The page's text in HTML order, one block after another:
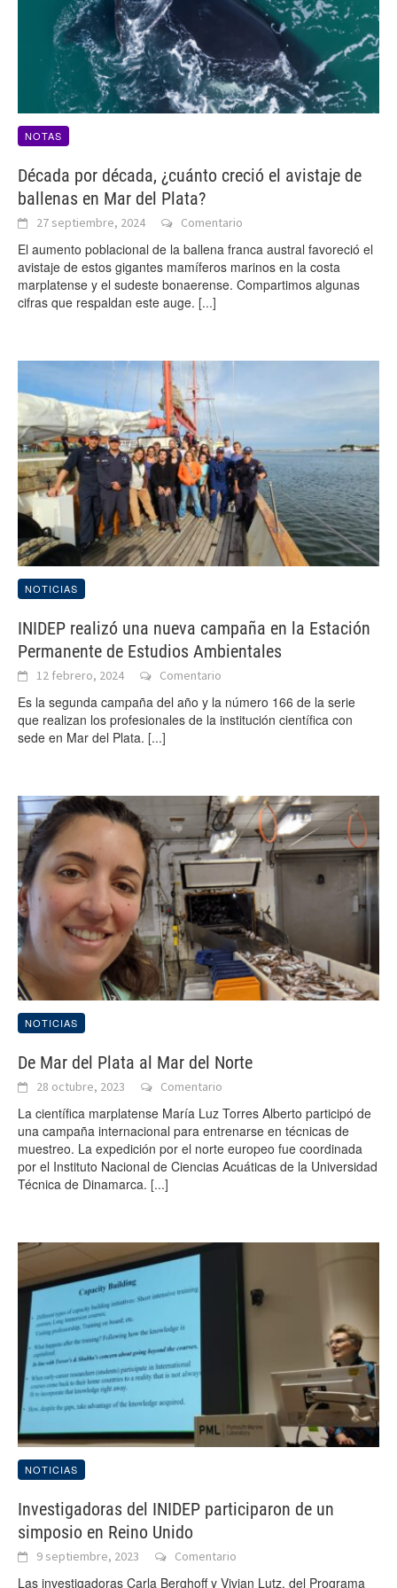
NOTAS
Década por década, ¿cuánto creció el avistaje de
ballenas en Mar del Plata?
27 septiembre, 2024 Comentario
El aumento poblacional de la ballena franca austral favoreció el
avistaje de estos gigantes mamíferos marinos en la costa
marplatense y el sudeste bonaerense. Compartimos algunas
cifras que respaldan este auge. [...]
NOTICIAS
INIDEP realizó una nueva campaña en la Estación
Permanente de Estudios Ambientales
12 febrero, 2024 Comentario
Es la segunda campaña del año y la número 166 de la serie
que realizan los profesionales de la institución científica con
sede en Mar del Plata. [...]
NOTICIAS
De Mar del Plata al Mar del Norte
28 octubre, 2023 Comentario
La científica marplatense María Luz Torres Alberto participó de
una campaña internacional para entrenarse en técnicas de
muestreo. La expedición por el norte europeo fue coordinada
por el Instituto Nacional de Ciencias Acuáticas de la Universidad
Técnica de Dinamarca. [...]
NOTICIAS
Investigadoras del INIDEP participaron de un
simposio en Reino Unido
9 septiembre, 2023 Comentario
Las investigadoras Carla Berghoff y Vivian Lutz, del Programa